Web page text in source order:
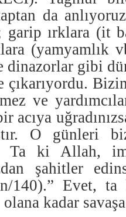
da
garip ırklara (it
(yamyamlık
dinazorlar gibi
ve
acıya
O günleri
Ta ki Allah,
şahitler
140).” Evet,
kadar